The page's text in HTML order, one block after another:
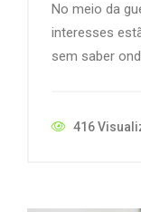
No meio da
interesses
sem saber
416